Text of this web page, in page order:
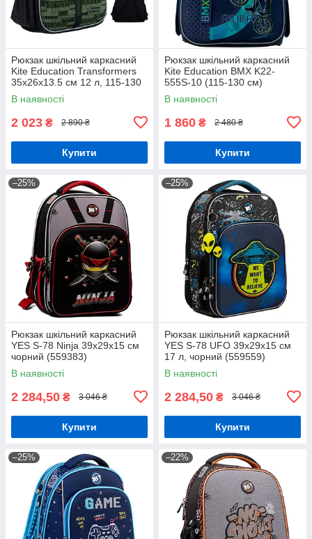
Рюкзак шкільний каркасний
Kite Education Transformers
35x26x13.5 см 12 л, 115-130
см (TF24-555S)
В наявності
2 023 ₴ 2 890 ₴
Купити
Рюкзак шкільний каркасний
Kite Education BMX K22-
555S-10 (115-130 см)
В наявності
1 860 ₴ 2 480 ₴
Купити
–25%
Рюкзак шкільний каркасний
YES S-78 Ninja 39х29х15 см
чорний (559383)
В наявності
2 284,50 ₴ 3 046 ₴
Купити
–25%
Рюкзак шкільний каркасний
YES S-78 UFO 39х29х15 см
17 л, чорний (559559)
В наявності
2 284,50 ₴ 3 046 ₴
Купити
–25% –22%